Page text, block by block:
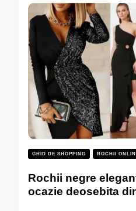
GHID DE SHOPPING ROCHII
Rochii negre
ocazie deosebita